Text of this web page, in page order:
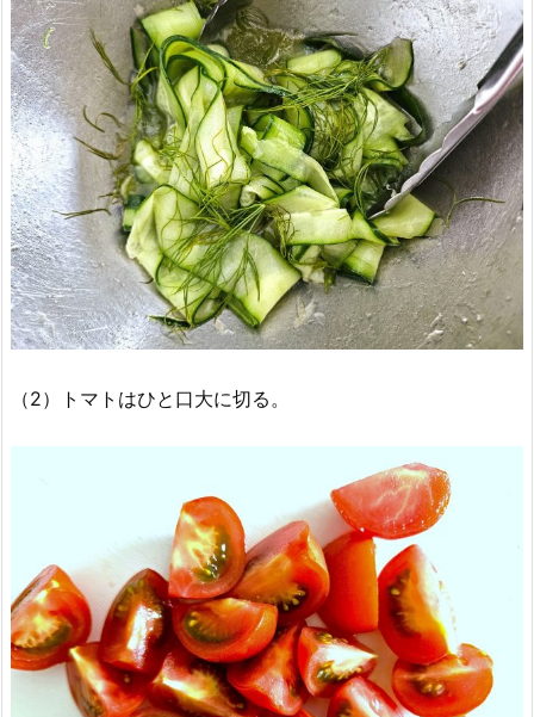
（2）トマトはひと口大に切る。